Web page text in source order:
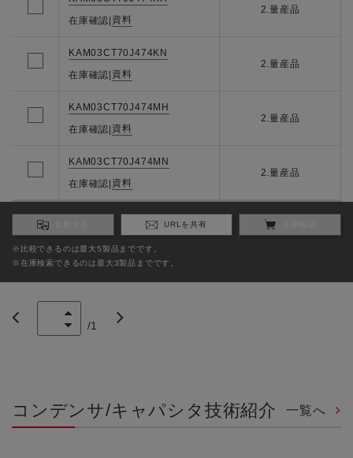
在庫確認| 資料
2.量産品
KAM03CT70J474KN
在庫確認| 資料
2.量産品
KAM03CT70J474MH
在庫確認| 資料
2.量産品
KAM03CT70J474MN
在庫確認| 資料
2.量産品
URLを共有
※比較できるのは最大5製品までです。
※在庫検索できるのは最大3製品までです。
/1
コンデンサ/キャパシタ技術紹介 一覧へ